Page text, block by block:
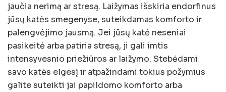
jaučia nerimą ar stresą. Laižymas išskiria endorfinus
jūsų katės smegenyse, suteikdamas komforto ir
palengvėjimo jausmą. Jei jūsų katė neseniai
pasikeitė arba patiria stresą, ji gali imtis
intensyvesnio priežiūros ar laižymo. Stebėdami
savo katės elgesį ir atpažindami tokius požymius
galite suteikti jai papildomo komforto arba